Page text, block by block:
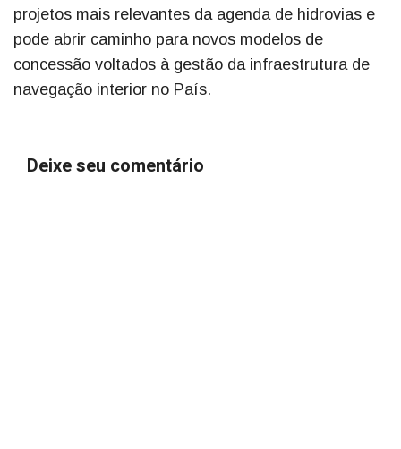
projetos mais relevantes da agenda de hidrovias e
pode abrir caminho para novos modelos de
concessão voltados à gestão da infraestrutura de
navegação interior no País.
Deixe seu comentário